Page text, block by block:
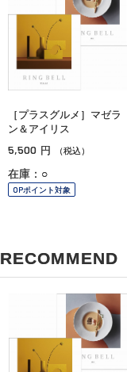
［プラスグルメ］マゼラ
ン＆アイリス
5,500 円 （税込）
在庫：○
OPポイント対象
RECOMMEND